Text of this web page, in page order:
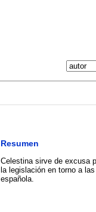
Resumen
Celestina sirve de excusa
la legislación en torno a
española.